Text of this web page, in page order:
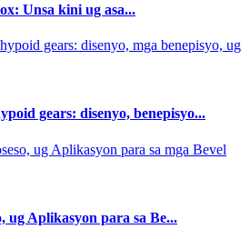
Unsa kini ug asa...
gears: disenyo, benepisyo...
ug Aplikasyon para sa Be...